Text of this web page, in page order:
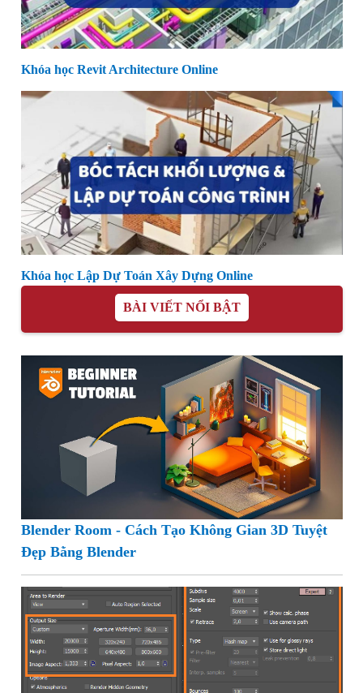
Khóa học Revit Architecture Online
Khóa học Lập Dự Toán Xây Dựng Online
BÀI VIẾT NỔI BẬT
Blender Room - Cách Tạo Không Gian 3D Tuyệt
Đẹp Bằng Blender